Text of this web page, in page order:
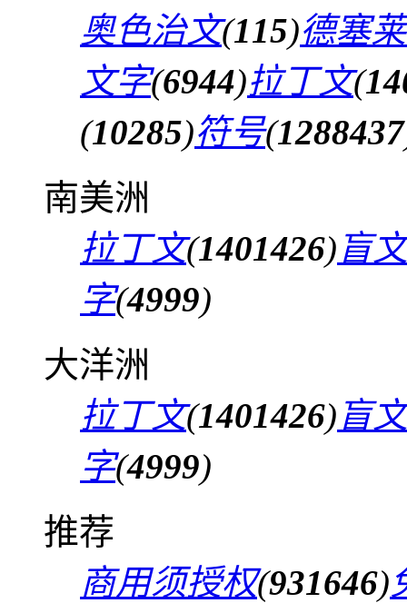
奥色治文(115)德塞
文字(6944)拉丁文(
(10285)符号(1288437
南美洲
拉丁文(1401426)盲文
字(4999)
大洋洲
拉丁文(1401426)盲文
字(4999)
推荐
商用须授权(931646)